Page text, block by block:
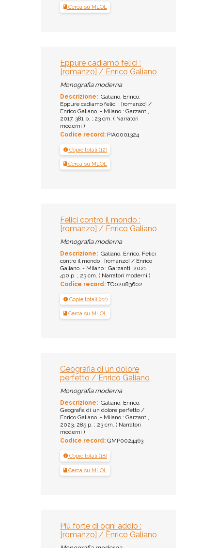
Cerca su MLOL
Eppure cadiamo felici :
[romanzo] / Enrico Galiano
Monografia moderna
Descrizione: Galiano, Enrico.
Eppure cadiamo felici : [romanzo] /
Enrico Galiano. - Milano : Garzanti,
2017. 381 p. ; 23 cm. ( Narratori
moderni )
Codice record: PIA0001324
Copie totali (12)
Cerca su MLOL
Felici contro il mondo :
[romanzo] / Enrico Galiano
Monografia moderna
Descrizione: Galiano, Enrico. Felici
contro il mondo : [romanzo] / Enrico
Galiano. - Milano : Garzanti, 2021.
410 p. ; 23 cm. ( Narratori moderni )
Codice record: TO02083602
Copie totali (22)
Cerca su MLOL
Geografia di un dolore
perfetto / Enrico Galiano
Monografia moderna
Descrizione: Galiano, Enrico.
Geografia di un dolore perfetto /
Enrico Galiano. - Milano : Garzanti,
2023. 285 p. ; 23 cm. ( Narratori
moderni )
Codice record: GMP0024463
Copie totali (18)
Cerca su MLOL
Più forte di ogni addio :
[romanzo] / Enrico Galiano